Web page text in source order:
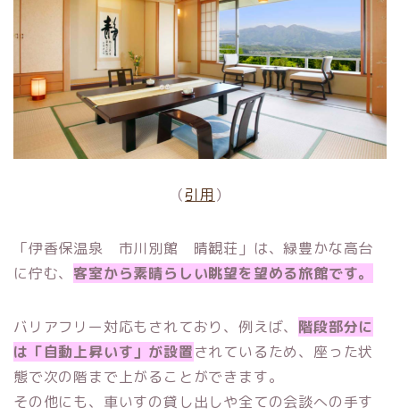
（引用 ）
「伊香保温泉 市川別館 晴観荘」は、緑豊かな高台
に佇む、 客室から素晴らしい眺望を望める旅館です。
バリアフリー対応もされており、例えば、 階段部分に
は「自動上昇いす」が設置されているため、座った状
態で次の階まで上がることができます。
その他にも、車いすの貸し出しや全ての会談への手す